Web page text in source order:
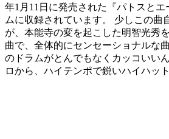
年1月11日に発売された『パトスと
ムに収録されています。 少しこの曲
が、本能寺の変を起こした明智光秀
曲で、全体的にセンセーショナルな
のドラムがとんでもなくカッコいい
ロから、ハイテンポで鋭いハイハッ